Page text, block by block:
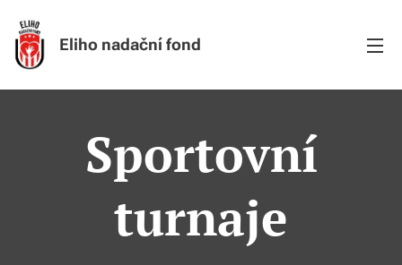
Eliho nadační fond
Sportovní
turnaje